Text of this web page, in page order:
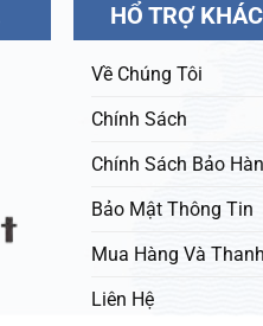
HỔ TRỢ
Về Chúng Tôi
Chính Sách
Chính Sách Bảo
Bảo Mật Thông Tin
Mua Hàng Và
Liên Hệ